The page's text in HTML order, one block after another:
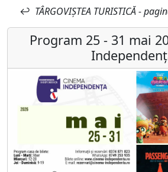
↩ TÂRGOVIȘTEA TURISTICĂ -
Program 25 - 31 mai